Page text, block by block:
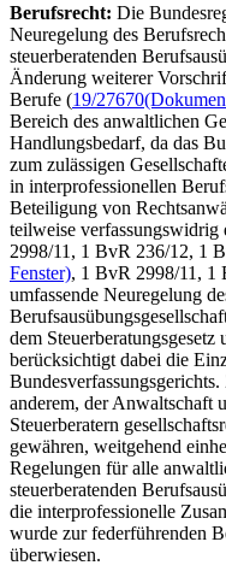
Berufsrecht: Die
Neuregelung des
steuerberatenden
Änderung weiterer
Berufe (19/27670
Bereich des anwaltlichen
Handlungsbedarf, da das
zum zulässigen
in interprofessionellen
Beteiligung von
teilweise
2998/11, 1 BvR 236/12, 1
Fenster), 1 BvR 2998/11, 1
umfassende Neuregelung
dem
berücksichtigt dabei die
anderem, der Anwaltschaft
Steuerberatern
gewähren, weitgehend
Regelungen für alle
steuerberatenden
die interprofessionelle
wurde zur federführenden
überwiesen.